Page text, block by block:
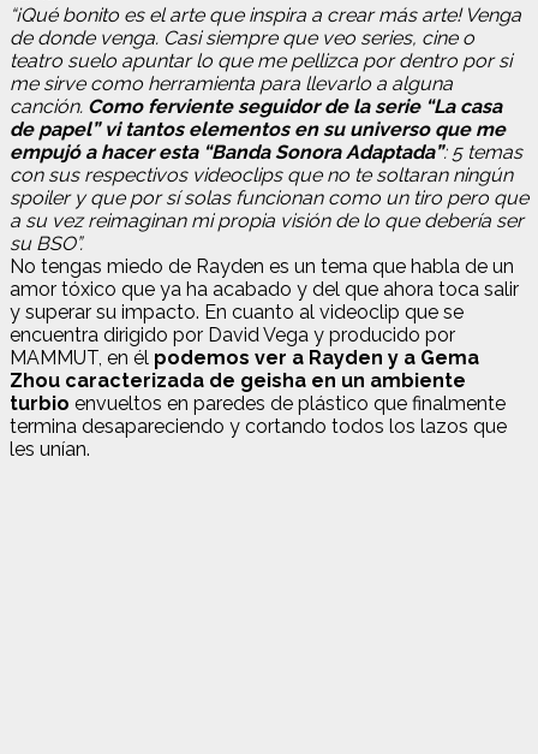
“¡Qué bonito es el arte que inspira a crear más arte! Venga
de donde venga. Casi siempre que veo series, cine o
teatro suelo apuntar lo que me pellizca por dentro por si
me sirve como herramienta para llevarlo a alguna
canción. Como ferviente seguidor de la serie “La casa
de papel” vi tantos elementos en su universo que me
empujó a hacer esta “Banda Sonora Adaptada”: 5 temas
con sus respectivos videoclips que no te soltaran ningún
spoiler y que por sí solas funcionan como un tiro pero que
a su vez reimaginan mi propia visión de lo que debería ser
su BSO”.
No tengas miedo de Rayden es un tema que habla de un
amor tóxico que ya ha acabado y del que ahora toca salir
y superar su impacto. En cuanto al videoclip que se
encuentra dirigido por David Vega y producido por
MAMMUT, en él podemos ver a Rayden y a Gema
Zhou caracterizada de geisha en un ambiente
turbio envueltos en paredes de plástico que finalmente
termina desapareciendo y cortando todos los lazos que
les unían.